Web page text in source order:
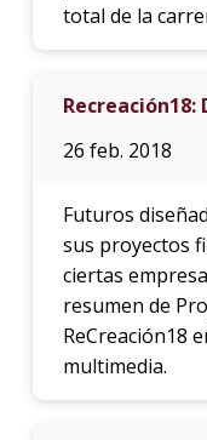
total de la
26 feb. 2018
Futuros
sus proyectos
ciertas
resumen de
ReCreación18
multimedia.